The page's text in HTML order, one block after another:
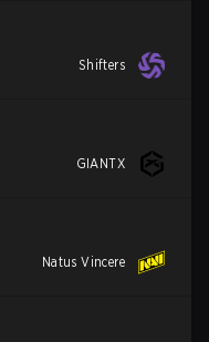
Shifters
GIANTX
Natus Vincere